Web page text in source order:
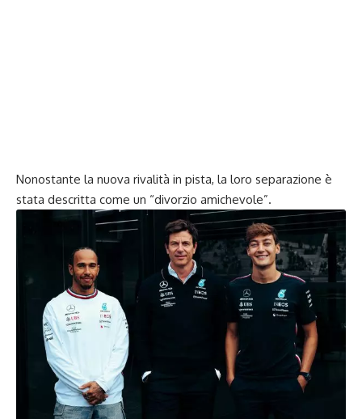
Nonostante la nuova rivalità in pista, la loro separazione è
stata descritta come un “divorzio amichevole”.